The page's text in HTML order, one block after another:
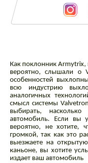
Описание
Как поклонник
вероятно, слышали о
особенностей
всю индустрию
аналогичных
смысл системы
выбирать,
автомобиль. Если вы
вероятно, не хотите,
громкой, так как это
выезжаете на
каньоне, вы хотите
издает ваш автомобиль